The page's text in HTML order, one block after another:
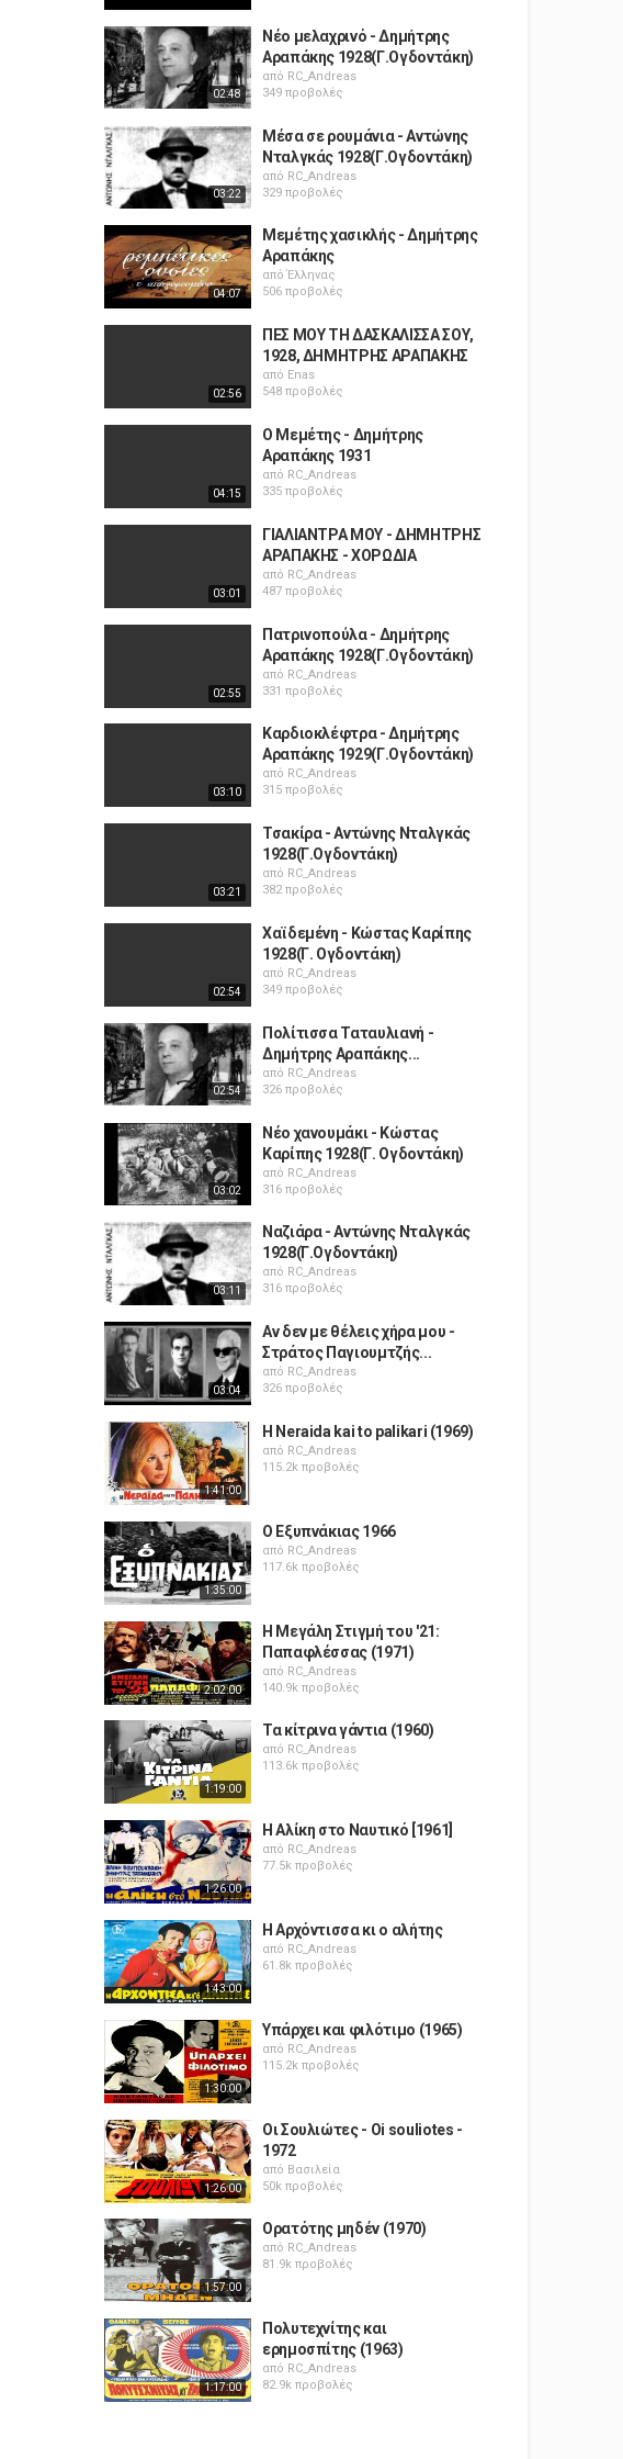
02:48
Νέο μελαχρινό - Δημήτρης
Αραπάκης 1928(Γ.Ογδοντάκη)
από RC_Andreas
349 προβολές
03:22
Μέσα σε ρουμάνια - Αντώνης
Νταλγκάς 1928(Γ.Ογδοντάκη)
από RC_Andreas
329 προβολές
04:07
Μεμέτης χασικλής - Δημήτρης
Αραπάκης
απόΈλληνας
506 προβολές
02:56
ΠΕΣ ΜΟΥ ΤΗ ΔΑΣΚΑΛΙΣΣΑ ΣΟΥ,
1928, ΔΗΜΗΤΡΗΣ ΑΡΑΠΑΚΗΣ
από Enas
548 προβολές
04:15
O Mεμέτης - Δημήτρης
Αραπάκης 1931
από RC_Andreas
335 προβολές
03:01
ΓΙΑΛΙΑΝΤΡΑ ΜΟΥ - ΔΗΜΗΤΡΗΣ
ΑΡΑΠΑΚΗΣ - ΧΟΡΩΔΙΑ
από RC_Andreas
487 προβολές
02:55
Πατρινοπούλα - Δημήτρης
Αραπάκης 1928(Γ.Ογδοντάκη)
από RC_Andreas
331 προβολές
03:10
Καρδιοκλέφτρα - Δημήτρης
Αραπάκης 1929(Γ.Ογδοντάκη)
από RC_Andreas
315 προβολές
03:21
Τσακίρα - Αντώνης Νταλγκάς
1928(Γ.Ογδοντάκη)
από RC_Andreas
382 προβολές
02:54
Χαϊδεμένη - Κώστας Καρίπης
1928(Γ. Ογδοντάκη)
από RC_Andreas
349 προβολές
02:54
Πολίτισσα Ταταυλιανή -
Δημήτρης Αραπάκης...
από RC_Andreas
326 προβολές
03:02
Νέο χανουμάκι - Κώστας
Καρίπης 1928(Γ. Ογδοντάκη)
από RC_Andreas
316 προβολές
03:11
Ναζιάρα - Αντώνης Νταλγκάς
1928(Γ.Ογδοντάκη)
από RC_Andreas
316 προβολές
03:04
Αν δεν με θέλεις χήρα μου -
Στράτος Παγιουμτζής...
από RC_Andreas
326 προβολές
1:41:00
H Neraida kai to palikari (1969)
από RC_Andreas
115.2k προβολές
1:35:00
Ο Εξυπνάκιας 1966
από RC_Andreas
117.6k προβολές
2:02:00
Η Μεγάλη Στιγμή του '21:
Παπαφλέσσας (1971)
από RC_Andreas
140.9k προβολές
1:19:00
Τα κίτρινα γάντια (1960)
από RC_Andreas
113.6k προβολές
1:26:00
Η Αλίκη στο Ναυτικό [1961]
από RC_Andreas
77.5k προβολές
1:43:00
Η Αρχόντισσα κι ο αλήτης
από RC_Andreas
61.8k προβολές
1:30:00
Υπάρχει και φιλότιμο (1965)
από RC_Andreas
115.2k προβολές
1:26:00
Οι Σουλιώτες - Oi souliotes -
1972
από Βασιλεία
50k προβολές
1:57:00
Ορατότης μηδέν (1970)
από RC_Andreas
81.9k προβολές
1:17:00
Πολυτεχνίτης και
ερημοσπίτης (1963)
από RC_Andreas
82.9k προβολές